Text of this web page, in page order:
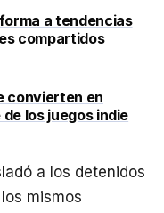
a tendencias
compartidos
convierten en
los juegos indie
a los detenidos
mismos